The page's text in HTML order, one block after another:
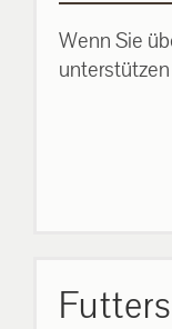
Wenn Sie